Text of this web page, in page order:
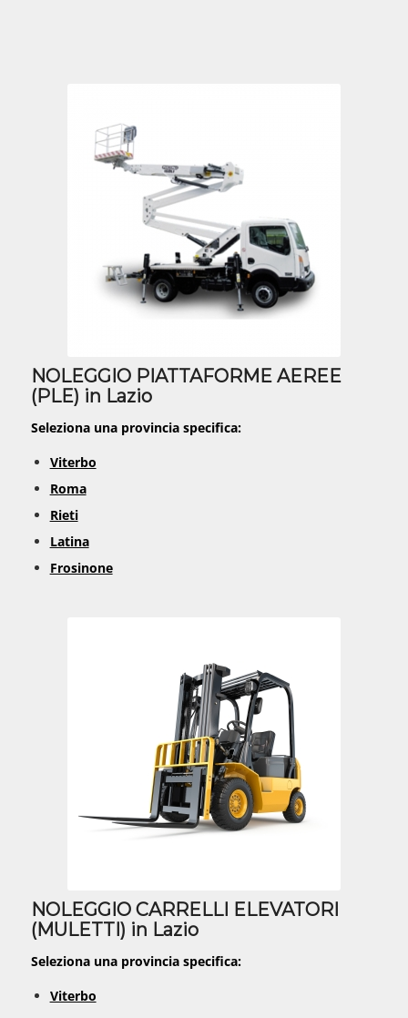
NOLEGGIO PIATTAFORME AEREE
(PLE) in Lazio
Seleziona una provincia specifica:
Viterbo
Roma
Rieti
Latina
Frosinone
NOLEGGIO CARRELLI ELEVATORI
(MULETTI) in Lazio
Seleziona una provincia specifica:
Viterbo